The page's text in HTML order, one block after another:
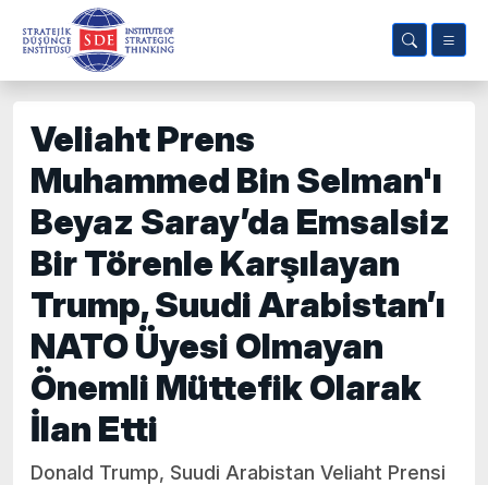
Veliaht Prens
Muhammed Bin Selman'ı
Beyaz Saray’da Emsalsiz
Bir Törenle Karşılayan
Trump, Suudi Arabistan’ı
NATO Üyesi Olmayan
Önemli Müttefik Olarak
İlan Etti
Donald Trump, Suudi Arabistan Veliaht Prensi